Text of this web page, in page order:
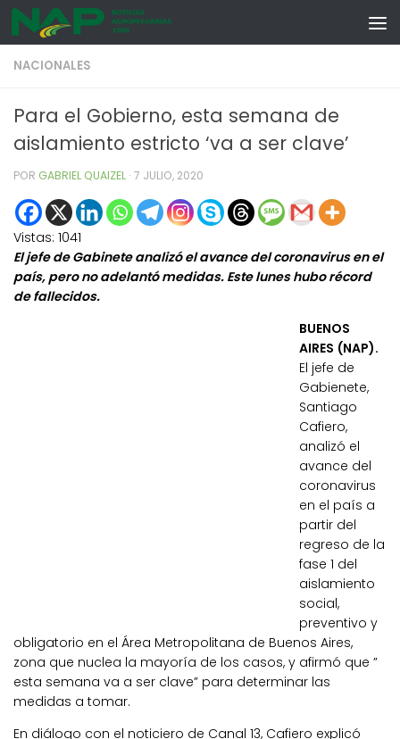
Skip to content
NACIONALES
Para el Gobierno, esta semana de
aislamiento estricto ‘va a ser clave’
POR GABRIEL QUAIZEL · 7 JULIO, 2020
Vistas: 1041
El jefe de Gabinete analizó el avance del coronavirus en el
país, pero no adelantó medidas. Este lunes hubo récord
de fallecidos.
BUENOS
AIRES (NAP).
El jefe de
Gabienete,
Santiago
Cafiero,
analizó el
avance del
coronavirus
en el país a
partir del
regreso de la
fase 1 del
aislamiento
social,
preventivo y
obligatorio en el Área Metropolitana de Buenos Aires,
zona que nuclea la mayoría de los casos, y afirmó que ”
esta semana va a ser clave” para determinar las
medidas a tomar.
En diálogo con el noticiero de Canal 13, Cafiero explicó